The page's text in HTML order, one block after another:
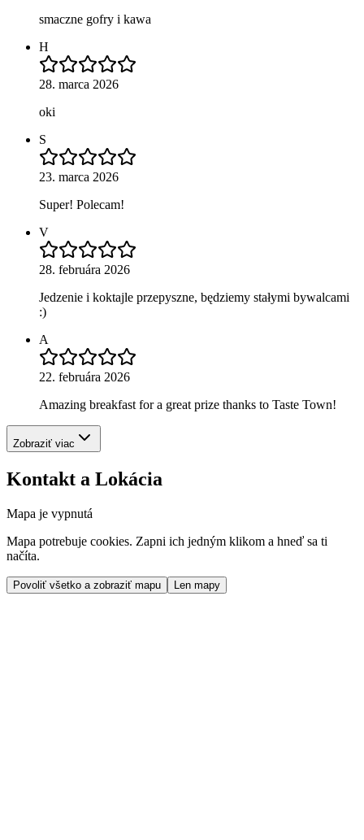
smaczne gofry i kawa
H
28. marca 2026
oki
S
23. marca 2026
Super! Polecam!
V
28. februára 2026
Jedzenie i koktajle przepyszne, będziemy stałymi bywalcami
:)
A
22. februára 2026
Amazing breakfast for a great prize thanks to Taste Town!
Zobraziť viac
Kontakt a Lokácia
Mapa je vypnutá
Mapa potrebuje cookies. Zapni ich jedným klikom a hneď sa ti
načíta.
Povoliť všetko a zobraziť mapu Len mapy